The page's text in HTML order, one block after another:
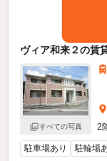
ヴィア和来２の賃
すべての写真
2
駐車場あり 駐輪場